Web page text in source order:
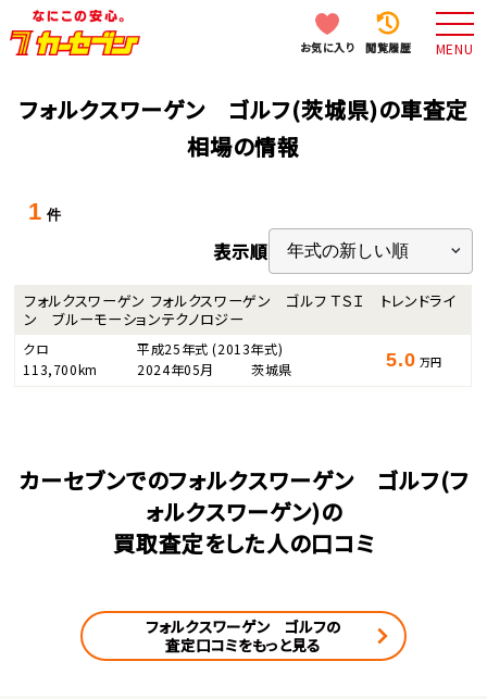
お気に入り 閲覧履歴 MENU
フォルクスワーゲン ゴルフ(茨城県)の車査定
相場の情報
1 件
表示順
フォルクスワーゲン フォルクスワーゲン ゴルフ ＴＳＩ トレンドライ
ン ブルーモーションテクノロジー
クロ 平成25年式(2013年式)
113,700km
2024年05月 茨城県 5.0 万円
カーセブンでのフォルクスワーゲン ゴルフ(フ
ォルクスワーゲン)の
買取査定をした人の口コミ
フォルクスワーゲン ゴルフの
査定口コミをもっと見る